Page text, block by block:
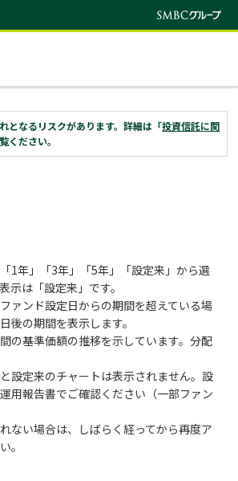
となるリスクがあります。詳細は「投資信託に関
ください。
1年」「3年」「5年」「設定来」から選
示は「設定来」です。
ァンド設定日からの期間を超えている場
後の期間を表示します。
の基準価額の推移を示しています。分配
設定来のチャートは表示されません。設
用報告書でご確認ください（一部ファン
ない場合は、しばらく経ってから再度ア
。